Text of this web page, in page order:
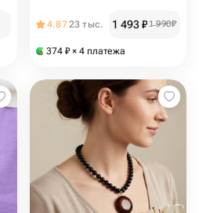
4.8723 тыс. 1 493₽1 990₽
374 ₽ × 4 платежа